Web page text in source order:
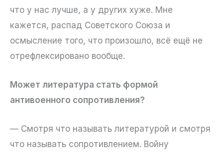
что у нас лучше, а у других хуже. Мне
кажется, распад Советского Союза и
осмысление того, что произошло, всё ещё не
отрефлексировано вообще.
Может литература стать формой
антивоенного сопротивления?
— Смотря что называть литературой и смотря
что называть сопротивлением. Войну